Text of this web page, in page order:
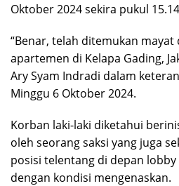
Oktober 2024 sekira pukul
“Benar, telah ditemukan
apartemen di Kelapa Gading,
Ary Syam Indradi dalam
Minggu 6 Oktober 2024.
Korban laki-laki diketahui
oleh seorang saksi yang juga
posisi telentang di depan
dengan kondisi mengenaskan.